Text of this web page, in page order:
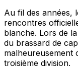
Au fil des années,
rencontres
blanche. Lors de
du brassard de
malheureusement
troisième division.